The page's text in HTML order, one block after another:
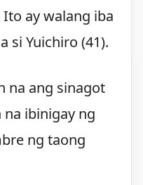
ay walang iba
si Yuichiro (41).
na ang sinagot
ibinigay ng
ng taong